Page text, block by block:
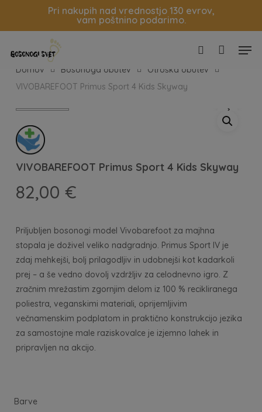
content
Pri nakupih nad vrednostjo 130 evrov,
vam poštnino podarimo.
Košarica
Domov Bosonoga obutev
Otroška obutev
VIVOBAREFOOT Primus Sport 4 Kids Skyway
VIVOBAREFOOT Primus Sport 4 Kids Skyway
82,00 €
Priljubljen bosonogi model Vivobarefoot za majhna
stopala je doživel veliko nadgradnjo. Primus Sport IV je
zdaj mehkejši, bolj prilagodljiv in udobnejši kot kadarkoli
prej – a še vedno dovolj vzdržljiv za celodnevno igro. Z
zračnim mrežastim zgornjim delom iz 100 % recikliranega
poliestra, veganskimi materiali, oprijemljivim
večnamenskim podplatom in praktično konstrukcijo jezika
za samostojne male raziskovalce je izjemno lahek in
pripravljen na akcijo.